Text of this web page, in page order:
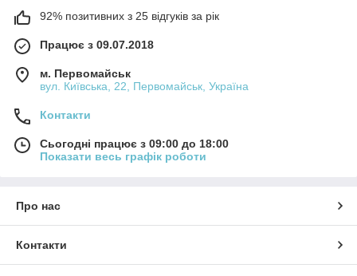
92% позитивних з 25 відгуків за рік
Працює з 09.07.2018
м. Первомайськ
вул. Київська, 22, Первомайськ, Україна
Контакти
Сьогодні працює з 09:00 до 18:00
Показати весь графік роботи
Про нас
Контакти